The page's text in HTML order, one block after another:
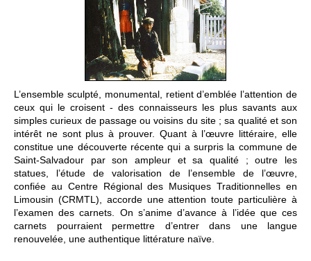
L’ensemble sculpté, monumental, retient d’emblée l’attention de
ceux qui le croisent - des connaisseurs les plus savants aux
simples curieux de passage ou voisins du site ; sa qualité et son
intérêt ne sont plus à prouver. Quant à l’œuvre littéraire, elle
constitue une découverte récente qui a surpris la commune de
Saint-Salvadour par son ampleur et sa qualité ; outre les
statues, l’étude de valorisation de l’ensemble de l’œuvre,
confiée au Centre Régional des Musiques Traditionnelles en
Limousin (CRMTL), accorde une attention toute particulière à
l’examen des carnets. On s’anime d’avance à l’idée que ces
carnets pourraient permettre d’entrer dans une langue
renouvelée, une authentique littérature naïve.